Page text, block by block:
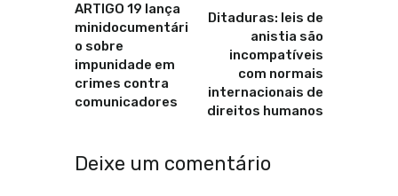
ARTIGO 19 lança
minidocumentári
o sobre
impunidade em
crimes contra
comunicadores
Ditaduras: leis de
anistia são
incompatíveis
com normais
internacionais de
direitos humanos
Deixe um comentário